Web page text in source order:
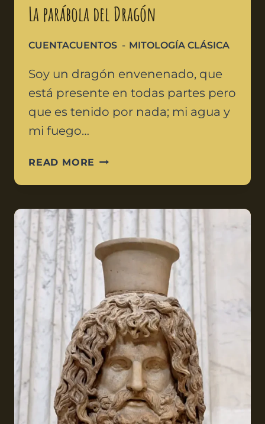
La parábola del Dragón
CUENTACUENTOS MITOLOGÍA CLÁSICA
Soy un dragón envenenado, que
está presente en todas partes pero
que es tenido por nada; mi agua y
mi fuego…
READ MORE